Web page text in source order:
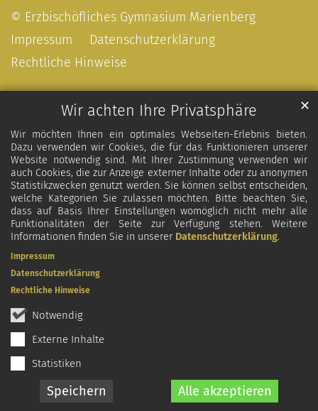
Wir achten Ihre Privatsphäre
Wir möchten Ihnen ein optimales Webseiten-Erlebnis bieten.
Dazu verwenden wir Cookies, die für das Funktionieren unserer
Website notwendig sind. Mit Ihrer Zustimmung verwenden wir
auch Cookies, die zur Anzeige externer Inhalte oder zu anonymen
Statistikzwecken genutzt werden. Sie können selbst entscheiden,
welche Kategorien Sie zulassen möchten. Bitte beachten Sie,
dass auf Basis Ihrer Einstellungen womöglich nicht mehr alle
Funktionalitäten der Seite zur Verfügung stehen. Weitere
Informationen finden Sie in unserer Datenschutzerklärung.
Notwendig
Externe Inhalte
Statistiken
Speichern Alle akzeptieren
✕
Impressum
Datenschutzerklärung
Rechtliche Hinweise
© Erzbischöfliches Gymnasium Marienberg
Impressum
Datenschutzerklärung
Rechtliche Hinweise